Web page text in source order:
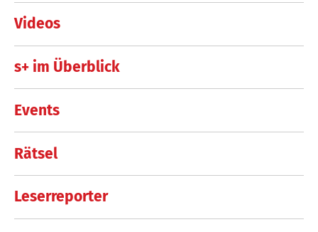
Videos
s+ im Überblick
Events
Rätsel
Leserreporter